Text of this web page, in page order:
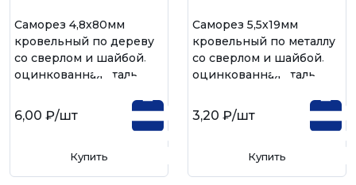
Саморез 4,8х80мм
кровельный по дереву
со сверлом и шайбой,
оцинкованная сталь
6,00 ₽/шт
Купить
Саморез 5,5х19мм
кровельный по металлу
со сверлом и шайбой,
оцинкованная сталь
3,20 ₽/шт
Купить